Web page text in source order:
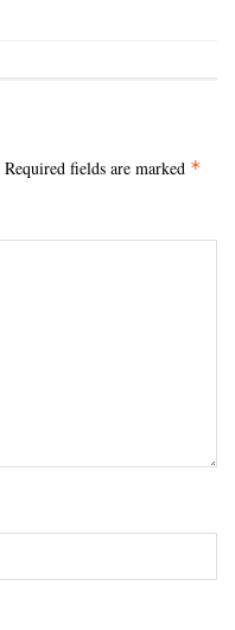
Required fields are marked *